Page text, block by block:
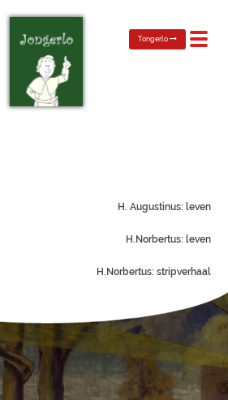
Toggle
Tongerlo
H. Augustinus: leven
H.Norbertus: leven
H.Norbertus: stripverhaal